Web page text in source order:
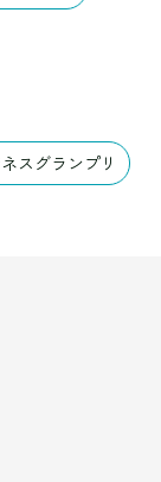
スグランプリ